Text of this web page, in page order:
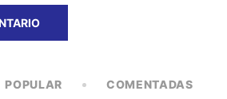
POPULAR COMENTADAS